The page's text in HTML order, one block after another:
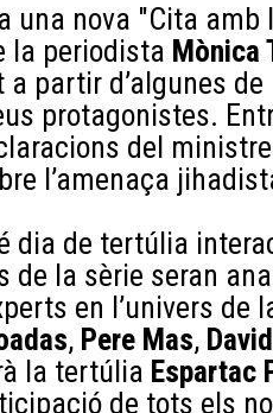
una nova "Cita amb
la periodista Mònica
a partir d’algunes
protagonistes.
del ministre
l’amenaça
dia de tertúlia
de la sèrie seran
en l’univers de
, Pere Mas,
la tertúlia Espartac
de tots els